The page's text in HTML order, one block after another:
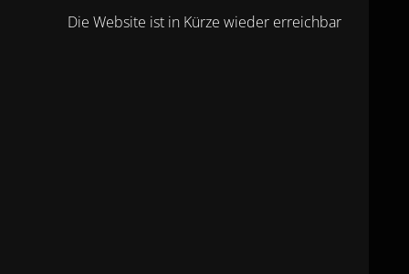
Die Website ist in Kürze wieder erreichbar